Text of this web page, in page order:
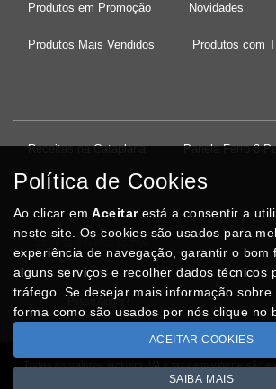
Produtos em Promoção Novidades
Produtos Mais Vendidos Produtos com
Receitas na Cataplana Panela Ferro 3
Posso Ajudar
Todos os valores incluem IVA à taxa em vigor e são
Copyright © LAPRACASA.com
Política de Cookies
Ao clicar emAceitarestá a consentir a
neste site. Os cookies são usados para
experiência de navegação, garantir o bom
alguns serviços e recolher dados técnicos
tráfego. Se desejar mais informação sobre
forma como são usados por nós clique no
ACEITAR COOKIES
SAIBA MAIS